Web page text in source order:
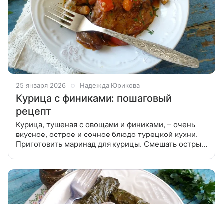
25 января 2026 Надежда Юрикова
Курица с финиками: пошаговый
рецепт
Курица, тушеная с овощами и финиками, – очень
вкусное, острое и сочное блюдо турецкой кухни.
Приготовить маринад для курицы. Смешать острый
через пресс и добавить в марин